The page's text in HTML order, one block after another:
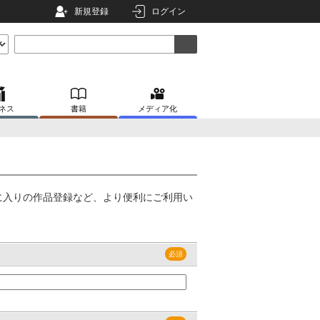
新規登録 ログイン
ス 書籍 メディア化
りの作品登録など、より便利にご利用い